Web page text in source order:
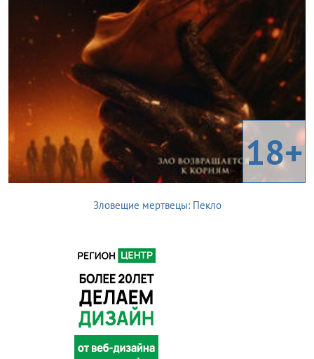
18+
Зловещие мертвецы: Пекло